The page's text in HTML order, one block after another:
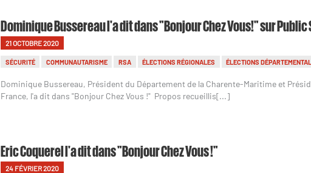
Dominique Bussereau l'a dit dans "Bonjour Chez Vous!" sur Public
21 OCTOBRE 2020
SÉCURITÉ COMMUNAUTARISME RSA ÉLECTIONS RÉGIONALES ÉLECTIONS
Dominique Bussereau, Président du Département de la Charente-Maritime et
France, l'a dit dans "Bonjour Chez Vous !" Propos recueillis[...]
Eric Coquerel l'a dit dans "Bonjour Chez Vous !"
24 FÉVRIER 2020